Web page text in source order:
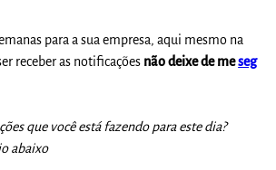
para a sua empresa, aqui mesmo na
receber as notificações não deixe de meseg
que você está fazendo para este dia?
abaixo